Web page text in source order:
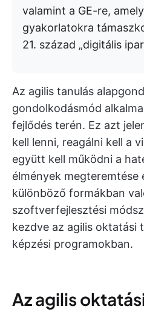
valamint a GE-re,
gyakorlatokra
21. század „digitális
Az agilis tanulás
gondolkodásmód
fejlődés terén. Ez azt
kell lenni, reagálni kell a
együtt kell működni a
élmények megteremtése
különböző formákban
szoftverfejlesztési
kezdve az agilis oktatási
képzési programokban.
Az agilis